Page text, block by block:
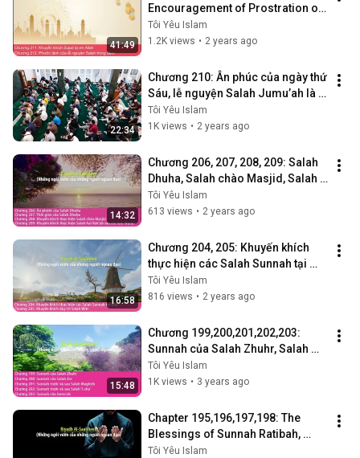
41:49
Encouragement of Prostration of
Gratitude to Allah - The Blessings
of Night Pr...
Tôi Yêu Islam
1.2K views • 2 years ago
22:34
Chương 210: Ân phúc của ngày thứ
Sáu, lễ nguyện Salah Jumu’ah là
bắt buộc
Tôi Yêu Islam
1K views • 2 years ago
14:32
Chương 206, 207, 208, 209: Salah
Dhuha, Salah chào Masjid, Salah
hai Rak’ah sau khi làm Wudu’
Tôi Yêu Islam
613 views • 2 years ago
16:58
Chương 204, 205: Khuyến khích
thực hiện các Salah Sunnah tại
nhà - Khuyến khích duy trì Salah
Witr
Tôi Yêu Islam
816 views • 2 years ago
15:48
Chương 199,200,201,202,203:
Sunnah của Salah Zhuhr, Salah
Asr, Salah Maghrib, Salah ‘I-sha’,
Jumu’ah
Tôi Yêu Islam
1K views • 3 years ago
Chapter 195,196,197,198: The
Blessings of Sunnah Ratibah,
Emphasizing the Two Rak’ah
Tôi Yêu Islam